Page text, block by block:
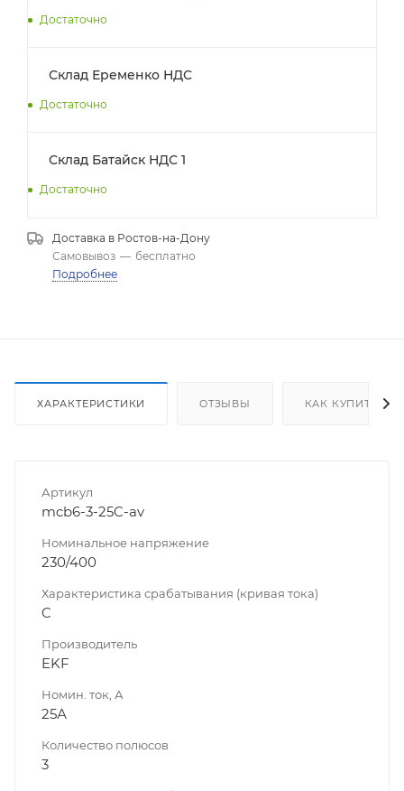
Достаточно
Склад Еременко НДС
Достаточно
Склад Батайск НДС 1
Достаточно
Доставка в Ростов-на-Дону
Самовывоз — бесплатно
Подробнее
ХАРАКТЕРИСТИКИ ОТЗЫВЫ КАК КУПИТЬ
Артикул
mcb6-3-25C-av
Номинальное напряжение
230/400
Характеристика срабатывания (кривая тока)
C
Производитель
EKF
Номин. ток, А
25А
Количество полюсов
3